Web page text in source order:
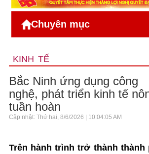
Chuyên mục
KINH TẾ
Bắc Ninh ứng dụng công
nghệ, phát triển kinh tế
tuần hoàn
Cập nhật: Thứ hai, 8/6/2026 | 10:04:05 AM
Trên hành trình trở thành